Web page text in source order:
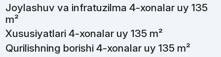
Joylashuv va infratuzilma 4-xonalar uy 135
m²
Xususiyatlari 4-xonalar uy 135 m²
Qurilishning borishi 4-xonalar uy 135 m²